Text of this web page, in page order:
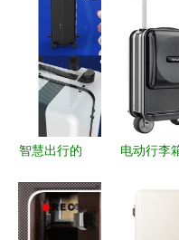
电动尾门的
智能升级之
道
价比高的
能行李箱
荐
智慧出行的
GOGO智能
电动行李箱
电动行李
最新智能出